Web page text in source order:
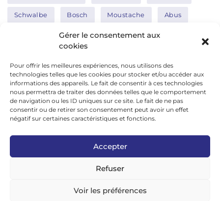
Gérer le consentement aux
cookies
Pour offrir les meilleures expériences, nous utilisons des
technologies telles que les cookies pour stocker et/ou accéder aux
informations des appareils. Le fait de consentir à ces technologies
nous permettra de traiter des données telles que le comportement
de navigation ou les ID uniques sur ce site. Le fait de ne pas
consentir ou de retirer son consentement peut avoir un effet
négatif sur certaines caractéristiques et fonctions.
Accepter
Refuser
Voir les préférences
Schwalbe Bosch Moustache Abus
Thule Nakamura
Réseaux sociaux
google news
facebook
twitter